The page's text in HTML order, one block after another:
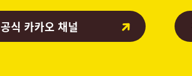
공식 카카오 채널